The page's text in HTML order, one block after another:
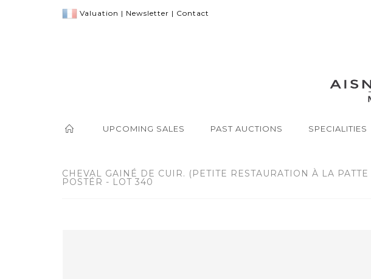
Valuation | Newsletter | Contact
UPCOMING SALES PAST AUCTIONS SPECIALITIES
CHEVAL GAINÉ DE CUIR. (PETITE RESTAURATION À LA PATTE
POSTÉR - LOT 340